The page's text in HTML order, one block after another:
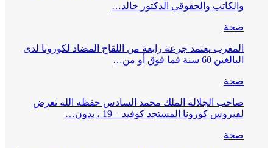
والكاتب والحقوقي الدكتور خالد…
صحة
المغرب يعتمد جرعة رابعة من اللقاح المضاد لكورونا لدى
البالغين 60 سنة فما فوق أو من…
صحة
صاحب الجلالة الملك محمد السادس حفظه الله تعرض
لفيروس كورونا المستجد كوفيد – 19 ، بدون…
صحة